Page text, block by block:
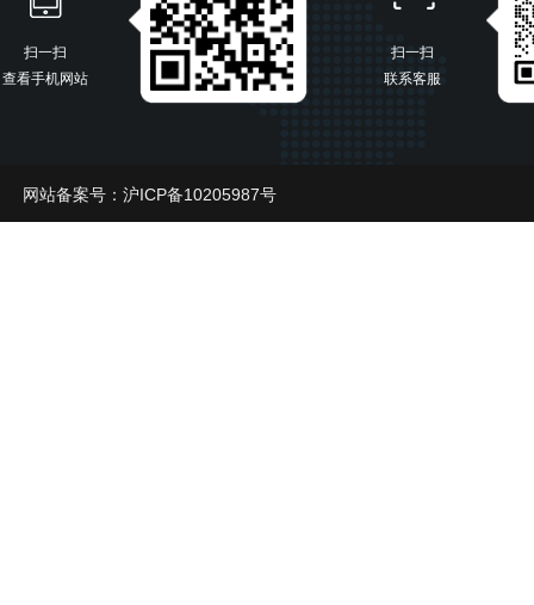
扫一扫
查看手机网站
扫一扫
联系客服
网站备案号： 沪ICP备10205987号